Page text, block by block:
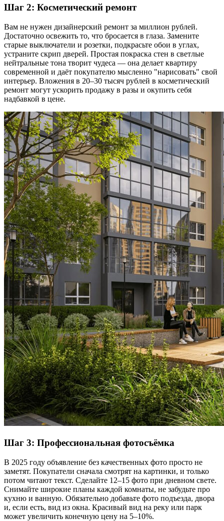
Шаг 2: Косметический ремонт
Вам не нужен дизайнерский ремонт за миллион рублей.
Достаточно освежить то, что бросается в глаза. Замените
старые выключатели и розетки, подкрасьте обои в углах,
устраните скрип дверей. Простая покраска стен в светлые
нейтральные тона творит чудеса — она делает квартиру
современной и даёт покупателю мысленно "нарисовать" свой
интерьер. Вложения в 20–30 тысяч рублей в косметический
ремонт могут ускорить продажу в разы и окупить себя
надбавкой в цене.
Шаг 3: Профессиональная фотосъёмка
В 2025 году объявление без качественных фото просто не
заметят. Покупатели сначала смотрят на картинки, и только
потом читают текст. Сделайте 12–15 фото при дневном свете.
Снимайте широкие планы каждой комнаты, не забудьте про
кухню и ванную. Обязательно добавьте фото подъезда, двора
и, если есть, вид из окна. Красивый вид на реку или парк
может увеличить конечную цену на 5–10%.